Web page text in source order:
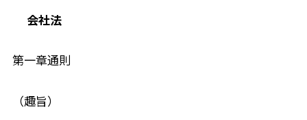
会社法
第一章通則
（趣旨）